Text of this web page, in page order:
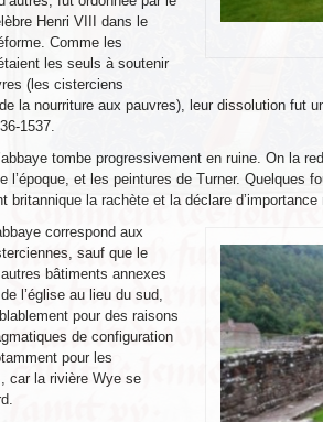
Henri VIII dans le
Comme les
les seuls à soutenir
(les cisterciens
la nourriture aux pauvres), leur dissolution fut
1537.
tombe progressivement en ruine. On la
l’époque, et les peintures de Turner. Quelques
britannique la rachète et la déclare
correspond aux
sauf que le
bâtiments annexes
l’église au lieu du sud,
pour des raisons
de configuration
pour les
car la rivière Wye se